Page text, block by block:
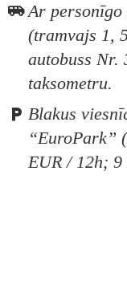
Ar
(tramvajs 1,
autobuss Nr.
taksometru.
Blakus
“EuroPark”
EUR / 12h; 9